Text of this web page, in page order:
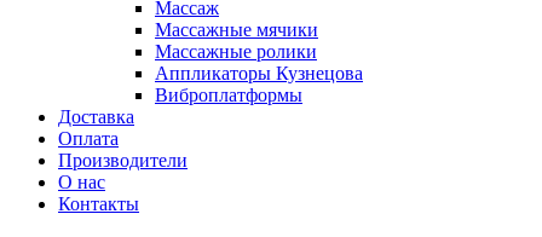
Массаж
Массажные мячики
Массажные ролики
Аппликаторы Кузнецова
Виброплатформы
Доставка
Оплата
Производители
О нас
Контакты